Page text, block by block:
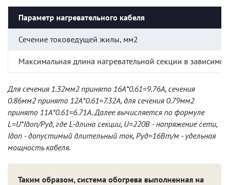
Параметр нагревательного кабеля
Сечение токоведущей жилы, мм2
Максимальная длина нагревательной секции в
Для сечения 1.32мм2 принято 16А*0.61=9.76А, сечения
0.86мм2 принято 12А*0.61=7.32А, для сечения 0.79мм2
принято 11А*0.61=6.71А. Далее вычисляется по формуле
L=U*Iдоп/Pуд, где L-длина секции, U=220В - напряжение сети,
Iдоп - допустимый длительный ток, Pуд=16Вт/м - удельная
мощность кабеля.
Таким образом, система обогрева выполненная на